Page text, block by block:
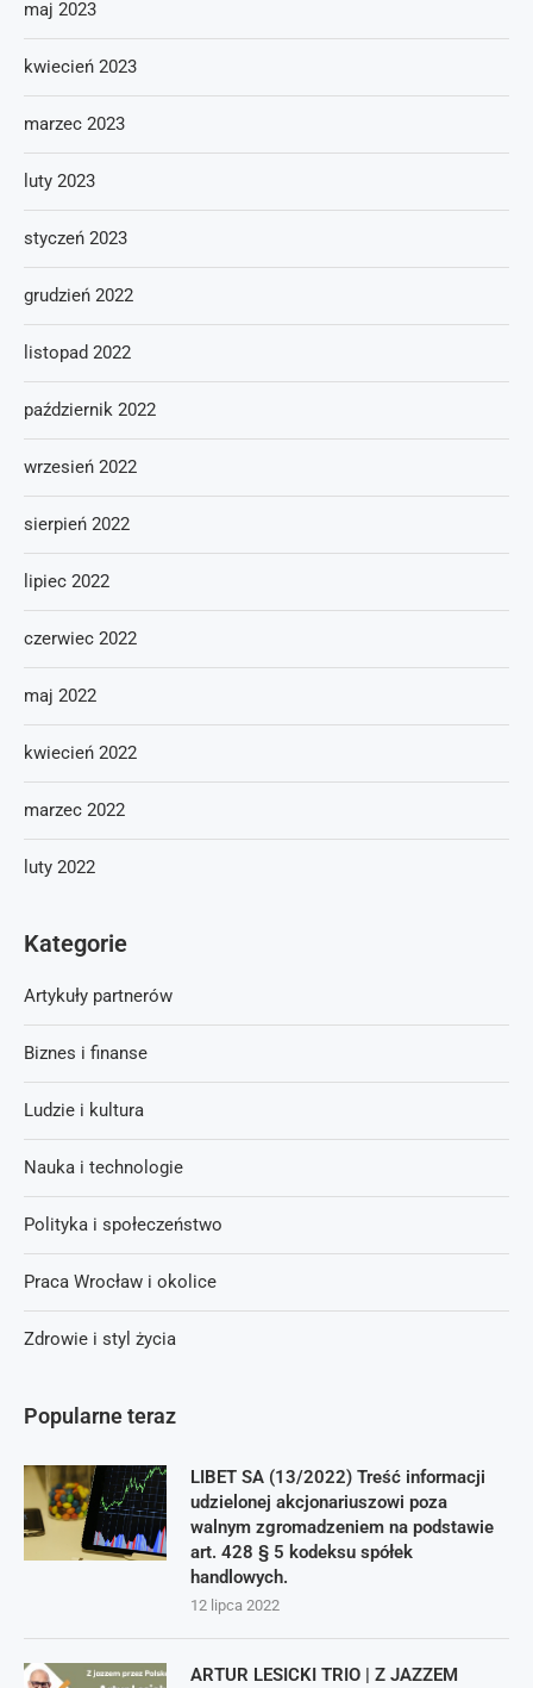
Popularne teraz
LIBET SA (13/2022) Treść informacji
udzielonej akcjonariuszowi poza
walnym zgromadzeniem na podstawie
art. 428 § 5 kodeksu spółek
handlowych.
12 lipca 2022
ARTUR LESICKI TRIO | Z JAZZEM
maj 2023
kwiecień 2023
marzec 2023
luty 2023
styczeń 2023
grudzień 2022
listopad 2022
październik 2022
wrzesień 2022
sierpień 2022
lipiec 2022
czerwiec 2022
maj 2022
kwiecień 2022
marzec 2022
luty 2022
Kategorie
Artykuły partnerów
Biznes i finanse
Ludzie i kultura
Nauka i technologie
Polityka i społeczeństwo
Praca Wrocław i okolice
Zdrowie i styl życia